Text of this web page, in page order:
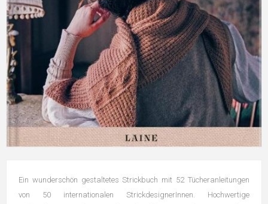
Ein wunderschön gestaltetes Strickbuch mit 52 Tücheranleitungen
von 50 internationalen StrickdesignerInnen. Hochwertige